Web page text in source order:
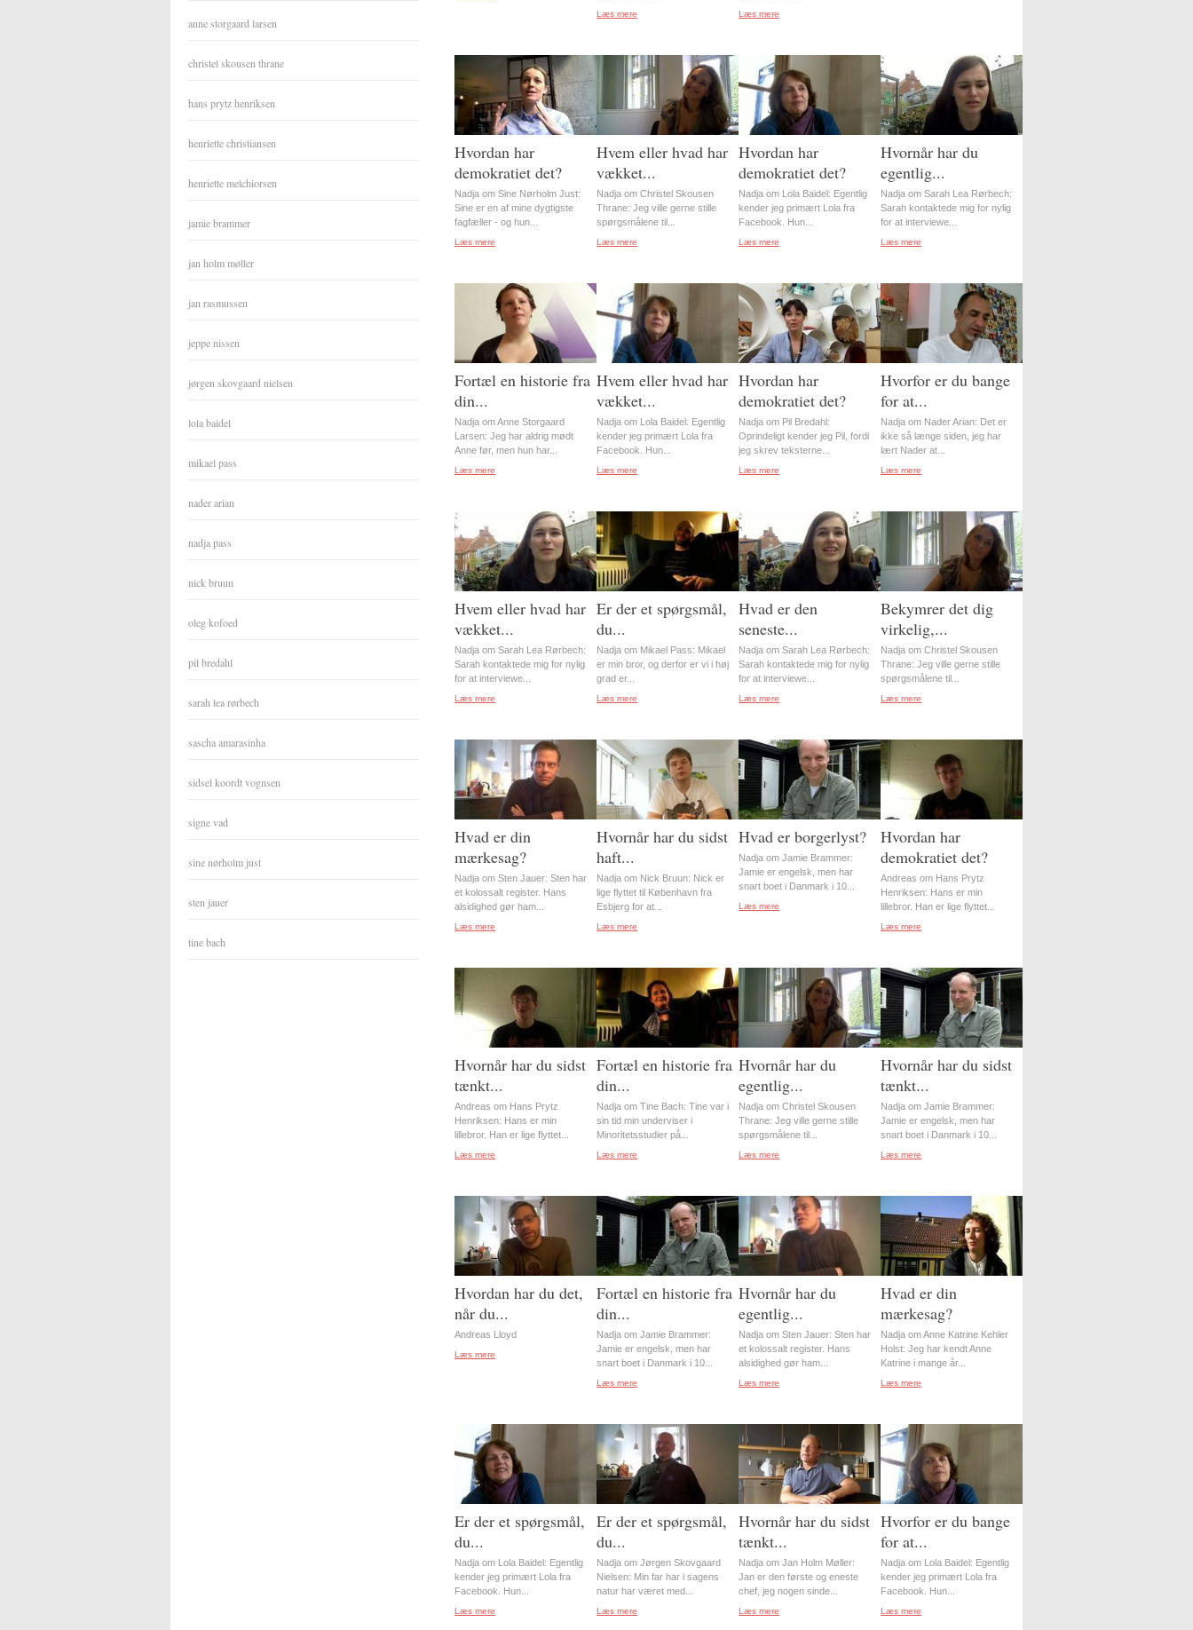
anne storgaard larsen
christel skousen thrane
hans prytz henriksen
henriette christiansen
henriette melchiorsen
jamie brammer
jan holm møller
jan rasmussen
jeppe nissen
jørgen skovgaard nielsen
lola baidel
mikael pass
nader arian
nadja pass
nick bruun
oleg kofoed
pil bredahl
sarah lea rørbech
sascha amarasinha
sidsel koordt vognsen
signe vad
sine nørholm just
sten jauer
tine bach
Læs mere Læs mere
Hvordan har
demokratiet det?
Nadja om Sine Nørholm Just:
Sine er en af mine dygtigste
fagfæller - og hun...
Læs mere
Hvem eller hvad har
vækket...
Nadja om Christel Skousen
Thrane: Jeg ville gerne stille
spørgsmålene til...
Læs mere
Hvordan har
demokratiet det?
Nadja om Lola Baidel: Egentlig
kender jeg primært Lola fra
Facebook. Hun...
Læs mere
Hvornår har du
egentlig...
Nadja om Sarah Lea Rørbech:
Sarah kontaktede mig for nylig
for at interviewe...
Læs mere
Fortæl en historie fra
din...
Nadja om Anne Storgaard
Larsen: Jeg har aldrig mødt
Anne før, men hun har...
Læs mere
Hvem eller hvad har
vækket...
Nadja om Lola Baidel: Egentlig
kender jeg primært Lola fra
Facebook. Hun...
Læs mere
Hvordan har
demokratiet det?
Nadja om Pil Bredahl:
Oprindeligt kender jeg Pil, fordi
jeg skrev teksterne...
Læs mere
Hvorfor er du bange
for at...
Nadja om Nader Arian: Det er
ikke så længe siden, jeg har
lært Nader at...
Læs mere
Hvem eller hvad har
vækket...
Nadja om Sarah Lea Rørbech:
Sarah kontaktede mig for nylig
for at interviewe...
Læs mere
Er der et spørgsmål,
du...
Nadja om Mikael Pass: Mikael
er min bror, og derfor er vi i høj
grad er...
Læs mere
Hvad er den
seneste...
Nadja om Sarah Lea Rørbech:
Sarah kontaktede mig for nylig
for at interviewe...
Læs mere
Bekymrer det dig
virkelig,...
Nadja om Christel Skousen
Thrane: Jeg ville gerne stille
spørgsmålene til...
Læs mere
Hvad er din
mærkesag?
Nadja om Sten Jauer: Sten har
et kolossalt register. Hans
alsidighed gør ham...
Læs mere
Hvornår har du sidst
haft...
Nadja om Nick Bruun: Nick er
lige flyttet til København fra
Esbjerg for at...
Læs mere
Hvad er borgerlyst?
Nadja om Jamie Brammer:
Jamie er engelsk, men har
snart boet i Danmark i 10...
Læs mere
Hvordan har
demokratiet det?
Andreas om Hans Prytz
Henriksen: Hans er min
lillebror. Han er lige flyttet...
Læs mere
Hvornår har du sidst
tænkt...
Andreas om Hans Prytz
Henriksen: Hans er min
lillebror. Han er lige flyttet...
Læs mere
Fortæl en historie fra
din...
Nadja om Tine Bach: Tine var i
sin tid min underviser i
Minoritetsstudier på...
Læs mere
Hvornår har du
egentlig...
Nadja om Christel Skousen
Thrane: Jeg ville gerne stille
spørgsmålene til...
Læs mere
Hvornår har du sidst
tænkt...
Nadja om Jamie Brammer:
Jamie er engelsk, men har
snart boet i Danmark i 10...
Læs mere
Hvordan har du det,
når du...
Andreas Lloyd
Læs mere
Fortæl en historie fra
din...
Nadja om Jamie Brammer:
Jamie er engelsk, men har
snart boet i Danmark i 10...
Læs mere
Hvornår har du
egentlig...
Nadja om Sten Jauer: Sten har
et kolossalt register. Hans
alsidighed gør ham...
Læs mere
Hvad er din
mærkesag?
Nadja om Anne Katrine Kehler
Holst: Jeg har kendt Anne
Katrine i mange år...
Læs mere
Er der et spørgsmål,
du...
Nadja om Lola Baidel: Egentlig
kender jeg primært Lola fra
Facebook. Hun...
Læs mere
Er der et spørgsmål,
du...
Nadja om Jørgen Skovgaard
Nielsen: Min far har i sagens
natur har været med...
Læs mere
Hvornår har du sidst
tænkt...
Nadja om Jan Holm Møller:
Jan er den første og eneste
chef, jeg nogen sinde...
Læs mere
Hvorfor er du bange
for at...
Nadja om Lola Baidel: Egentlig
kender jeg primært Lola fra
Facebook. Hun...
Læs mere